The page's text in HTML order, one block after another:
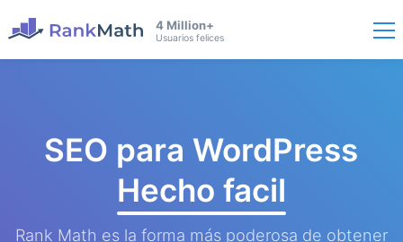
4 Million+
Usuarios felices
SEO para WordPress
Hecho facil
Rank Math es la forma más poderosa de obtener